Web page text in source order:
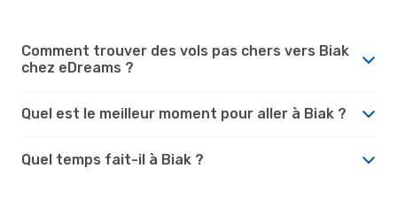
Comment trouver des vols pas chers vers Biak
chez eDreams ?
Quel est le meilleur moment pour aller à Biak ?
Quel temps fait-il à Biak ?